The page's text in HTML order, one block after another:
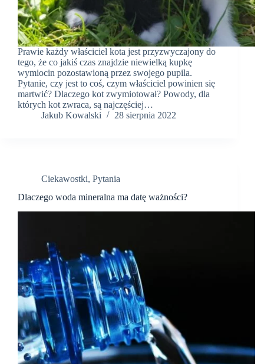
Prawie każdy właściciel kota jest przyzwyczajony do
tego, że co jakiś czas znajdzie niewielką kupkę
wymiocin pozostawioną przez swojego pupila.
Pytanie, czy jest to coś, czym właściciel powinien się
martwić? Dlaczego kot zwymiotował? Powody, dla
których kot zwraca, są najczęściej…
Jakub Kowalski
28 sierpnia 2022
Ciekawostki, Pytania
Dlaczego woda mineralna ma datę ważności?